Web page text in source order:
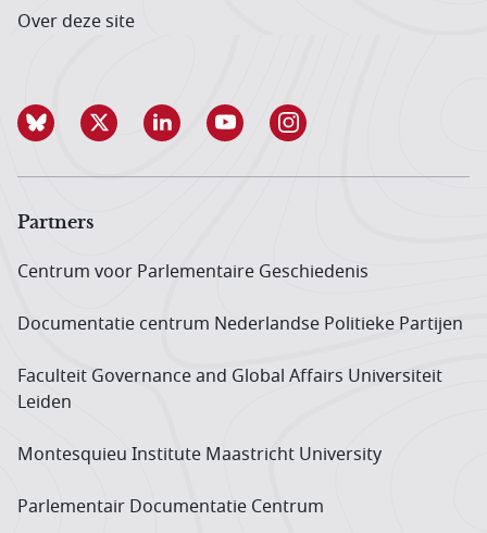
Over deze site
Partners
Centrum voor Parlementaire Geschiedenis
Documentatie centrum Neder­landse Politieke Partijen
Faculteit Governance and Global Affairs Universiteit
Leiden
Montesquieu Institute Maastricht University
Parlementair Documentatie Centrum